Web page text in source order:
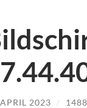
2023 / 1488